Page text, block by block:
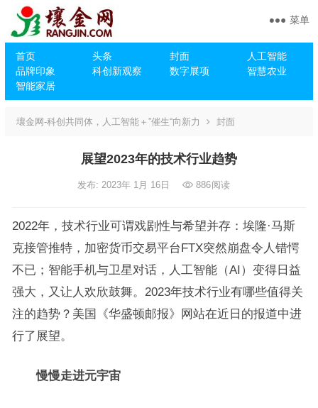
首页 头条 封面
人工智能
品牌印象
科创新观察 数字展项
智慧农业
智能家居
菜单
壤金网-科创共同体，人工智能＋”催生“向新力 封面
展望2023年的技术行业趋势
发布: 2023年 1月 16日 886阅读
2022年，技术行业可谓戏剧性与希望并存：埃隆·马斯
克接管推特，加密货币交易平台FTX突然崩盘令人错愕
不已；智能手机与卫星对话，人工智能（AI）变得日益
强大，又让人欢欣鼓舞。2023年技术行业有哪些值得关
注的趋势？美国《华盛顿邮报》网站在近日的报道中进
行了展望。
慢慢走进元宇宙